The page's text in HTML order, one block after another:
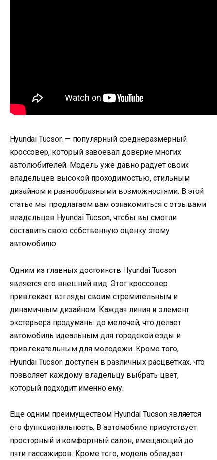
Hyundai Tucson — популярный среднеразмерный
кроссовер, который завоевал доверие многих
автолюбителей. Модель уже давно радует своих
владельцев высокой проходимостью, стильным
дизайном и разнообразными возможностями. В этой
статье мы предлагаем вам ознакомиться с отзывами
владельцев Hyundai Tucson, чтобы вы смогли
составить свою собственную оценку этому
автомобилю.
Одним из главных достоинств Hyundai Tucson
является его внешний вид. Этот кроссовер
привлекает взгляды своим стремительным и
динамичным дизайном. Каждая линия и элемент
экстерьера продуманы до мелочей, что делает
автомобиль идеальным для городской езды и
привлекательным для молодежи. Кроме того,
Hyundai Tucson доступен в различных расцветках, что
позволяет каждому владельцу выбрать цвет,
который подходит именно ему.
Еще одним преимуществом Hyundai Tucson является
его функциональность. В автомобиле присутствует
просторный и комфортный салон, вмещающий до
пяти пассажиров. Кроме того, модель обладает